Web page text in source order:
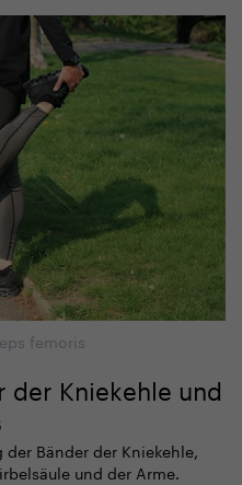
femoris
der Kniekehle und
Bänder der Kniekehle,
und der Arme.